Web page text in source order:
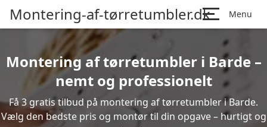
Montering-af-tørretumbler.dk Menu
Montering af tørretumbler i Barde –
nemt og professionelt
Få 3 gratis tilbud på montering af tørretumbler i Barde.
Vælg den bedste pris og montør til din opgave – hurtigt og